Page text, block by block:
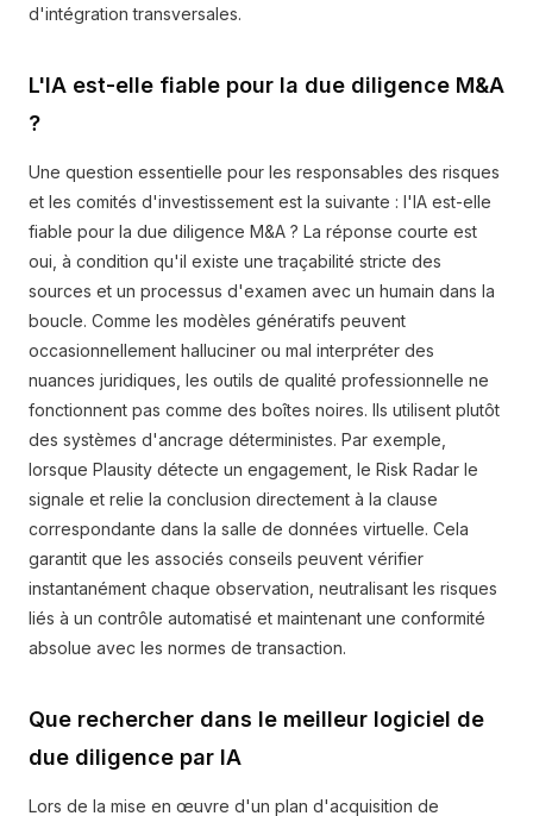
d'intégration transversales.
L'IA est-elle fiable pour la due diligence M&A
?
Une question essentielle pour les responsables des risques
et les comités d'investissement est la suivante : l'IA est-elle
fiable pour la due diligence M&A ? La réponse courte est
oui, à condition qu'il existe une traçabilité stricte des
sources et un processus d'examen avec un humain dans la
boucle. Comme les modèles génératifs peuvent
occasionnellement halluciner ou mal interpréter des
nuances juridiques, les outils de qualité professionnelle ne
fonctionnent pas comme des boîtes noires. Ils utilisent plutôt
des systèmes d'ancrage déterministes. Par exemple,
lorsque Plausity détecte un engagement, le Risk Radar le
signale et relie la conclusion directement à la clause
correspondante dans la salle de données virtuelle. Cela
garantit que les associés conseils peuvent vérifier
instantanément chaque observation, neutralisant les risques
liés à un contrôle automatisé et maintenant une conformité
absolue avec les normes de transaction.
Que rechercher dans le meilleur logiciel de
due diligence par IA
Lors de la mise en œuvre d'un plan d'acquisition de